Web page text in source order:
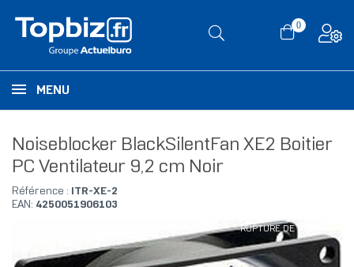
0
MENU
Noiseblocker BlackSilentFan XE2 Boitier
PC Ventilateur 9,2 cm Noir
Référence :
ITR-XE-2
EAN: 4250051906103
RUPTURE DE STOCK